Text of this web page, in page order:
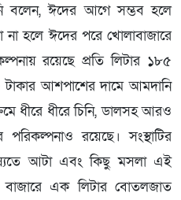
বলেন, ঈদের আগে সম্ভব হলে
হলে ঈদের পরে খোলাবাজারে
রয়েছে প্রতি লিটার ১৮৫
টাকার আশপাশের দামে আমদানি
ধীরে ধীরে চিনি, ডালসহ আরও
রয়েছে। সংস্থাটির
আটা এবং কিছু মসলা এই
বাজারে এক লিটার বোতলজাত